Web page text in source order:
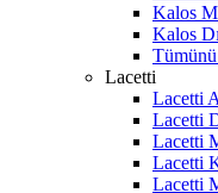
Kalos
Kalos
Lacetti
Lacetti
Lacetti
Lacetti
Lacetti
Lacetti